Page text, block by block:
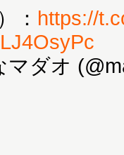
： https://
ダオ